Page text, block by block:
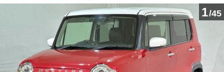
1/45